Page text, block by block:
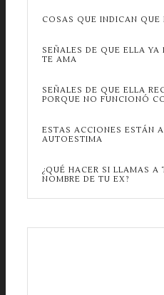
COSAS QUE INDICAN QUE
SEÑALES DE QUE ELLA
TE AMA
SEÑALES DE QUE ELLA
PORQUE NO FUNCIONÓ
ESTAS ACCIONES ESTÁN
AUTOESTIMA
¿QUÉ HACER SI LLAMAS A
NOMBRE DE TU EX?